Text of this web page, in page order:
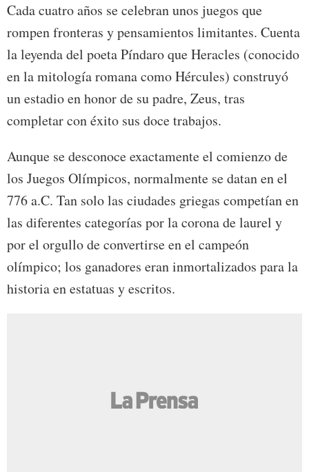
Cada cuatro años se celebran unos juegos que
rompen fronteras y pensamientos limitantes. Cuenta
la leyenda del poeta Píndaro que Heracles (conocido
en la mitología romana como Hércules) construyó
un estadio en honor de su padre, Zeus, tras
completar con éxito sus doce trabajos.
Aunque se desconoce exactamente el comienzo de
los Juegos Olímpicos, normalmente se datan en el
776 a.C. Tan solo las ciudades griegas competían en
las diferentes categorías por la corona de laurel y
por el orgullo de convertirse en el campeón
olímpico; los ganadores eran inmortalizados para la
historia en estatuas y escritos.